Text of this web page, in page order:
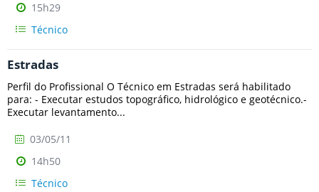
15h29
Técnico
Estradas
Perfil do Profissional O Técnico em Estradas será habilitado
para: - Executar estudos topográfico, hidrológico e geotécnico.-
Executar levantamento...
03/05/11
14h50
Técnico